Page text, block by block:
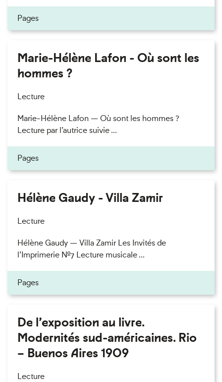
Pages
Marie-Hélène Lafon - Où sont les
hommes ?
Lecture
Marie-Hélène Lafon — Où sont les hommes ?
Lecture par l’autrice suivie ...
Pages
Hélène Gaudy - Villa Zamir
Lecture
Hélène Gaudy — Villa Zamir Les Invités de
l’Imprimerie n°7 Lecture musicale ...
Pages
De l’exposition au livre.
Modernités sud-américaines. Rio
– Buenos Aires 1909
Lecture